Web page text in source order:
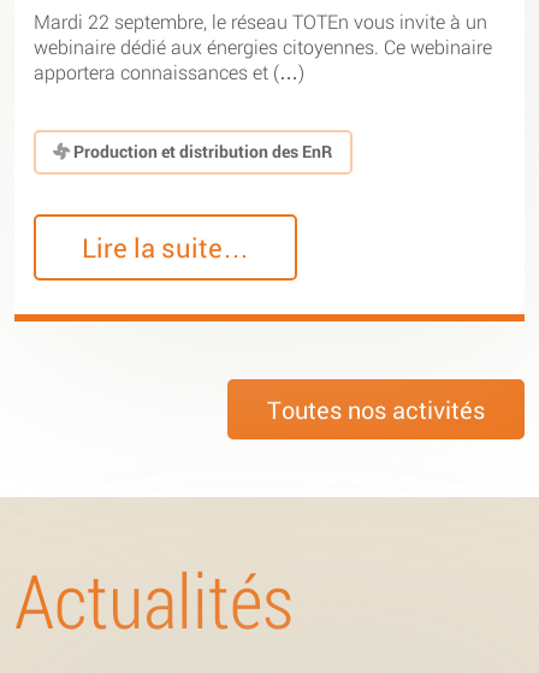
Mardi 22 septembre, le réseau TOTEn vous invite à un
webinaire dédié aux énergies citoyennes. Ce webinaire
apportera connaissances et (…)
Production et distribution des EnR
Lire la suite…
Toutes nos activités
Actualités